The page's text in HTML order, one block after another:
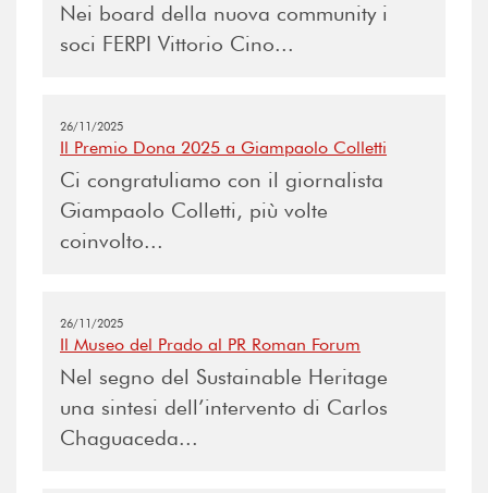
Nei board della nuova community i
soci FERPI Vittorio Cino...
26/11/2025
Il Premio Dona 2025 a Giampaolo Colletti
Ci congratuliamo con il giornalista
Giampaolo Colletti, più volte
coinvolto...
26/11/2025
Il Museo del Prado al PR Roman Forum
Nel segno del Sustainable Heritage
una sintesi dell’intervento di Carlos
Chaguaceda...